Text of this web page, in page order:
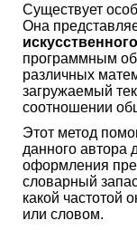
Существует
Она
программным
различных
загружаемый
соотношении
Этот метод
данного автора
оформления
словарный
какой частотой
или словом.